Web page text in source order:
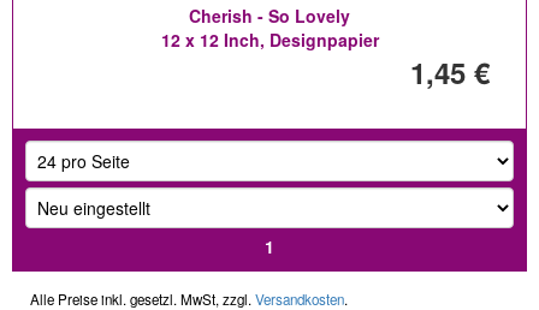
Cherish - So Lovely
12 x 12 Inch, Designpapier
1,45 €
1
Alle Preise inkl. gesetzl. MwSt, zzgl. Versandkosten.